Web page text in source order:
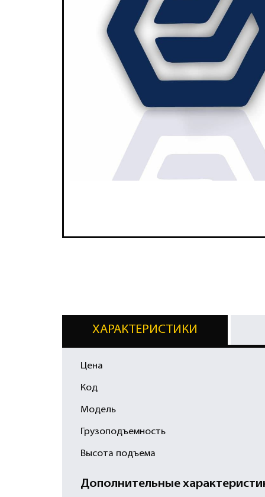
ХАРАКТЕРИСТИКИ
Цена
Код
Модель
Грузоподъемность
Высота подъема
Дополнительные